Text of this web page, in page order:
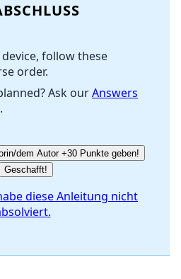
Abbrechen
follow these
order.
Ask ourAnswers
dem Autor +30 Punkte geben!
Geschafft!
diese Anleitung nicht